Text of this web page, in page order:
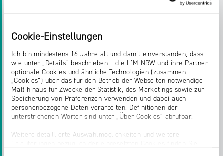
Cookie-Einstellungen
Ich bin mindestens 16 Jahre alt und damit einverstanden, dass –
wie unter „Details“ beschrieben – die LfM NRW und ihre Partner
optionale Cookies und ähnliche Technologien (zusammen
„Cookies“) über das für den Betrieb der Webseiten notwendige
Maß hinaus für Zwecke der Statistik, des Marketings sowie zur
Speicherung von Präferenzen verwenden und dabei auch
personenbezogene Daten verarbeiten. Definitionen der
unterstrichenen Wörter sind unter „Über Cookies“ abrufbar.
Weitere detaillierte Auswahlmöglichkeiten und weitere
stehen wir jederzeit zur Verfügung.
DAS RECHTLICHE GUTACHTEN ZUM
DOWNLOAD
Rechtliche Einordnung von Audiosystemen
und Sprachassistenten mit dem Fokus Auto,
[pdf, 971 KB]